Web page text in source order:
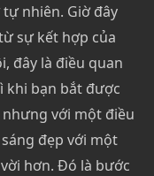
nhiên. Giờ đây
sự kết hợp của
đây là điều quan
khi bạn bắt được
với một điều
đẹp với một
hơn. Đó là bước